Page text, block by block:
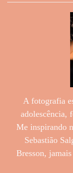
A fotografia
adolescência,
Me inspirando
Sebastião
Bresson,